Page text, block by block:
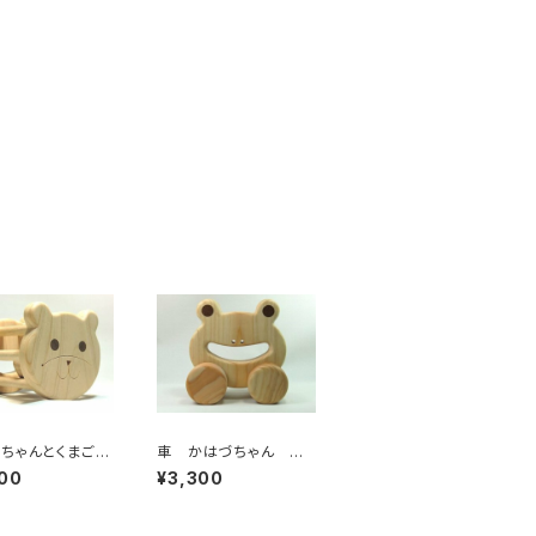
ゃんとくまごの
NO.5835
車 かはづちゃん N
O.5837
¥3,300